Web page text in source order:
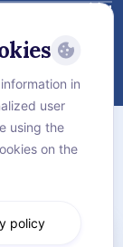
Hospital
الخريطة
سياسة
in
user
using the
on the
policy